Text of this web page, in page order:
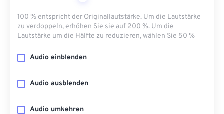
100 % entspricht der Originallautstärke. Um die Lautstärke
zu verdoppeln, erhöhen Sie sie auf 200 %. Um die
Lautstärke um die Hälfte zu reduzieren, wählen Sie 50 %
Audio einblenden
Audio ausblenden
Audio umkehren